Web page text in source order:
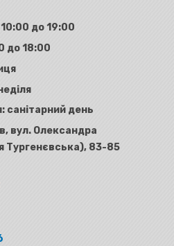
до 19:00
до 18:00
санітарний день
вул. Олександра
Тургенєвська), 83-85